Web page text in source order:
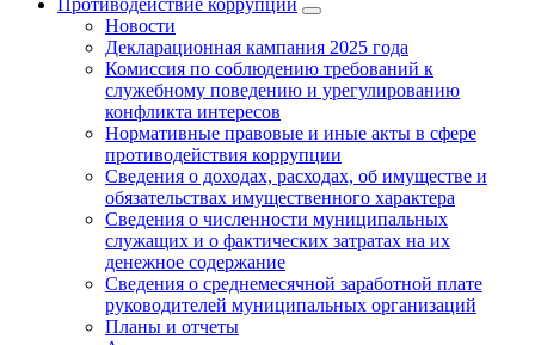
Противодействие коррупции
Новости
Декларационная кампания 2025 года
Комиссия по соблюдению требований к
служебному поведению и урегулированию
конфликта интересов
Нормативные правовые и иные акты в сфере
противодействия коррупции
Сведения о доходах, расходах, об имуществе и
обязательствах имущественного характера
Сведения о численности муниципальных
служащих и о фактических затратах на их
денежное содержание
Сведения о среднемесячной заработной плате
руководителей муниципальных организаций
Планы и отчеты